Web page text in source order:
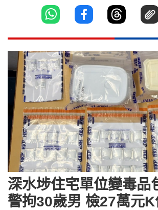
深水埗住宅單位變毒品
警拘30歲男 檢27萬元K